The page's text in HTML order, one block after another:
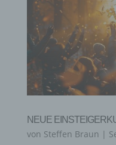
NEUE
von Steffen Braun |